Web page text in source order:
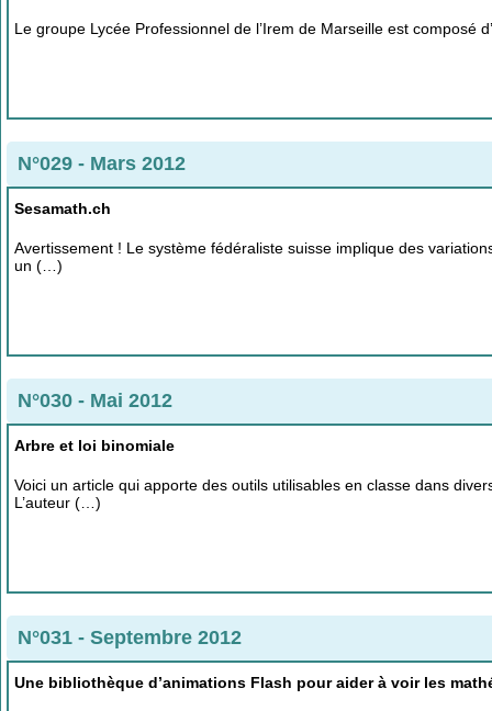
Le groupe Lycée Professionnel de l’Irem de Marseille est composé
N°029 - Mars 2012
Sesamath.ch
Avertissement ! Le système fédéraliste suisse implique des
un (…)
N°030 - Mai 2012
Arbre et loi binomiale
Voici un article qui apporte des outils utilisables en classe dans
L’auteur (…)
N°031 - Septembre 2012
Une bibliothèque d’animations Flash pour aider à voir les